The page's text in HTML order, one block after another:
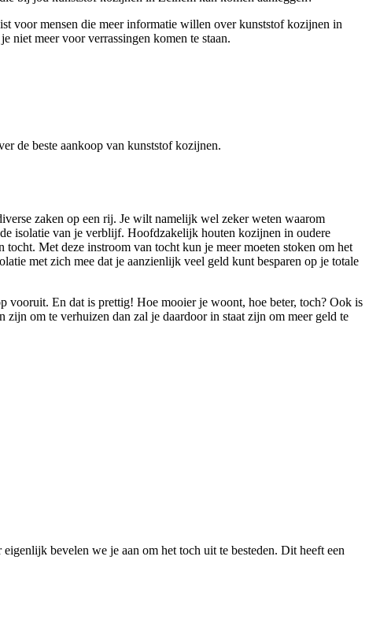
voor mensen die meer informatie willen over kunststof kozijnen in
niet meer voor verrassingen komen te staan.
de beste aankoop van kunststof kozijnen.
zaken op een rij. Je wilt namelijk wel zeker weten waarom
isolatie van je verblijf. Hoofdzakelijk houten kozijnen in oudere
Met deze instroom van tocht kun je meer moeten stoken om het
met zich mee dat je aanzienlijk veel geld kunt besparen op je totale
vooruit. En dat is prettig! Hoe mooier je woont, hoe beter, toch? Ook is
om te verhuizen dan zal je daardoor in staat zijn om meer geld te
bevelen we je aan om het toch uit te besteden. Dit heeft een